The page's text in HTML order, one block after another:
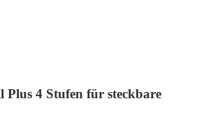
4 Stufen für steckbare